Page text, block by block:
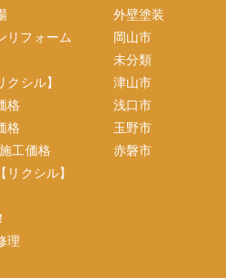
リフォーム
シル】
格
格
工価格
クシル】
理
外壁塗装
岡山市
未分類
津山市
浅口市
玉野市
赤磐市